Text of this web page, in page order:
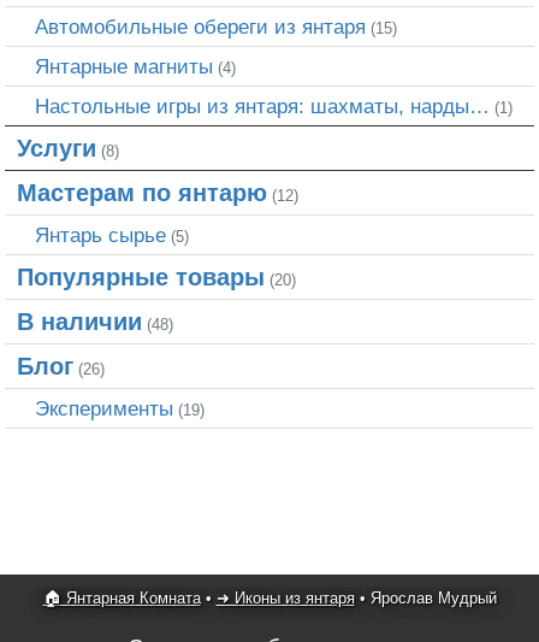
Автомобильные обереги из янтаря (15)
Янтарные магниты (4)
Настольные игры из янтаря: шахматы, нарды… (1)
Услуги (8)
Мастерам по янтарю (12)
Янтарь сырье (5)
Популярные товары (20)
В наличии (48)
Блог (26)
Эксперименты (19)
🏠 Янтарная Комната• ➜ Иконы из янтаря • Ярослав Мудрый